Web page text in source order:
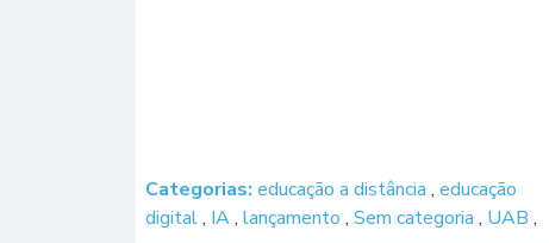
Categorias: educação a distância , educação
digital, IA, lançamento , Sem categoria , UAB ,